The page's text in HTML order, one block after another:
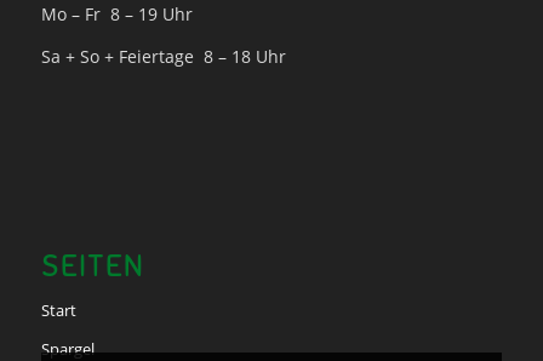
Mo – Fr 8 – 19 Uhr
Sa + So + Feiertage 8 – 18 Uhr
SEITEN
Start
Spargel